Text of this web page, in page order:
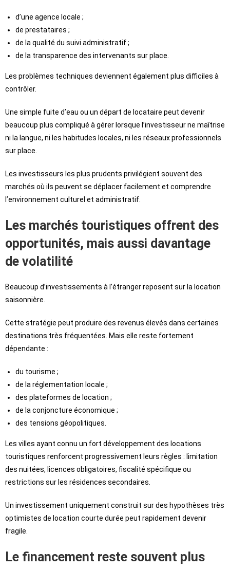
d’une agence locale ;
de prestataires ;
de la qualité du suivi administratif ;
de la transparence des intervenants sur place.
Les problèmes techniques deviennent également plus difficiles à
contrôler.
Une simple fuite d’eau ou un départ de locataire peut devenir
beaucoup plus compliqué à gérer lorsque l’investisseur ne maîtrise
ni la langue, ni les habitudes locales, ni les réseaux professionnels
sur place.
Les investisseurs les plus prudents privilégient souvent des
marchés où ils peuvent se déplacer facilement et comprendre
l’environnement culturel et administratif.
Les marchés touristiques offrent des
opportunités, mais aussi davantage
de volatilité
Beaucoup d’investissements à l’étranger reposent sur la location
saisonnière.
Cette stratégie peut produire des revenus élevés dans certaines
destinations très fréquentées. Mais elle reste fortement
dépendante :
du tourisme ;
de la réglementation locale ;
des plateformes de location ;
de la conjoncture économique ;
des tensions géopolitiques.
Les villes ayant connu un fort développement des locations
touristiques renforcent progressivement leurs règles : limitation
des nuitées, licences obligatoires, fiscalité spécifique ou
restrictions sur les résidences secondaires.
Un investissement uniquement construit sur des hypothèses très
optimistes de location courte durée peut rapidement devenir
fragile.
Le financement reste souvent plus